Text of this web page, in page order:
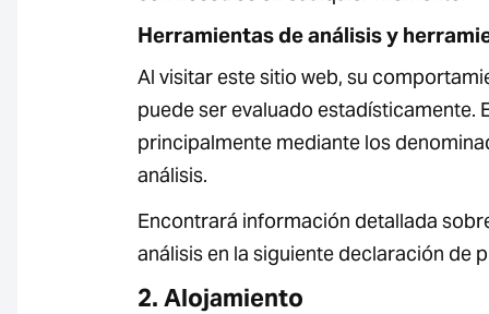
Herramientas de análisis y
Al visitar este sitio web, su
puede ser evaluado estadísticamente.
principalmente mediante los
análisis.
Encontrará información detallada
análisis en la siguiente declaración de
2. Alojamiento